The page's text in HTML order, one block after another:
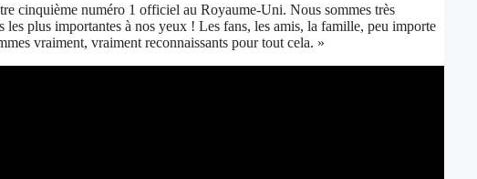
cinquième numéro 1 officiel au Royaume-Uni. Nous sommes très
les plus importantes à nos yeux ! Les fans, les amis, la famille, peu importe
vraiment, vraiment reconnaissants pour tout cela. »